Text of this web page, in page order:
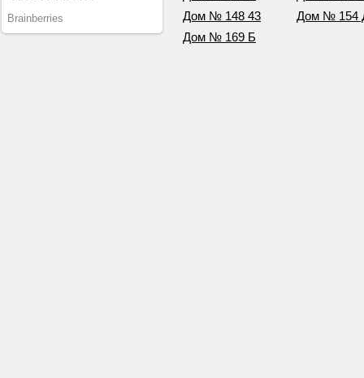
Дом № 148 43
Дом № 154
Дом № 169 Б